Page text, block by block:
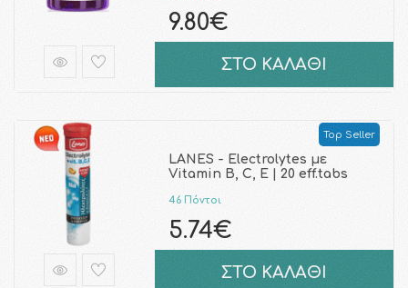
9.80€
ΣΤΟ ΚΑΛΑΘΙ
Top Seller
LANES - Electrolytes με
Vitamin B, C, E | 20 eff.tabs
46 Πόντοι
5.74€
ΣΤΟ ΚΑΛΑΘΙ